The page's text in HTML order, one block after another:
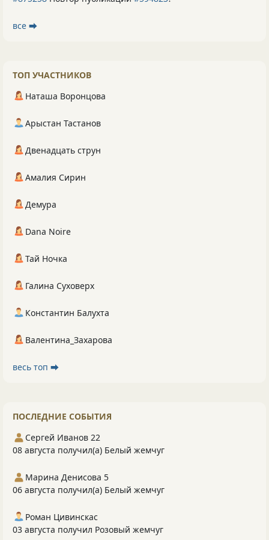
все ⮕
ТОП УЧАСТНИКОВ
Наташа Воронцова
Арыстан Тастанов
Двенадцать струн
Амалия Сирин
Демура
Dana Noire
Тай Ночка
Галина Суховерх
Константин Балухта
Валентина_Захарова
весь топ ⮕
ПОСЛЕДНИЕ СОБЫТИЯ
Сергей Иванов 22
08 августа получил(а) Белый жемчуг
Марина Денисова 5
06 августа получил(а) Белый жемчуг
Роман Цивинскас
03 августа получил Розовый жемчуг